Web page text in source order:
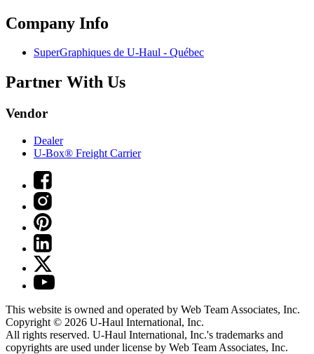
Company Info
SuperGraphiques de U-Haul - Québec
Partner With Us
Vendor
Dealer
U-Box® Freight Carrier
This website is owned and operated by Web Team Associates, Inc.
Copyright © 2026 U-Haul International, Inc.
All rights reserved. U-Haul International, Inc.'s trademarks and
copyrights are used under license by Web Team Associates, Inc.